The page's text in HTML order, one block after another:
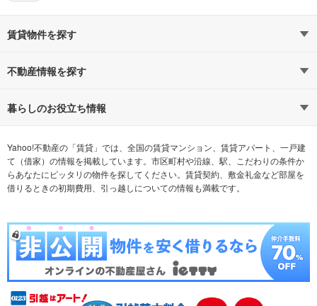
賃貸物件を探す
路線・駅から探す
通勤時間から探す
不動産会社から探す 希望の条件から探す
テーマから探す ランキングから探す
不動産情報を探す
不動産・住宅
新築マンション 中古マンション
新築一戸建て 中古一戸建て
注文住宅 土地
売却査定
暮らしのお役立ち情報
マンションカタログ 教えて！住まいの先生
Yahoo!不動産の「賃貸」では、全国の賃貸マンション、賃貸アパート、一戸建
て（借家）の情報を掲載しています。市区町村や沿線、駅、こだわりの条件か
らあなたにピッタリの物件を探してください。賃貸契約、敷金礼金など部屋を
借りるときの初期費用、引っ越しについての情報も満載です。